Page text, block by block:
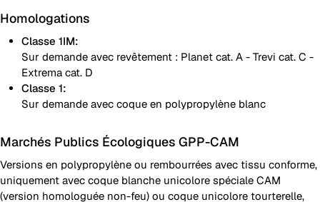
Homologations
Classe 1IM:
Sur demande avec revêtement : Planet cat. A - Trevi cat. C -
Extrema cat. D
Classe 1:
Sur demande avec coque en polypropylène blanc
Marchés Publics Écologiques GPP-CAM
Versions en polypropylène ou rembourrées avec tissu conforme,
uniquement avec coque blanche unicolore spéciale CAM
(version homologuée non-feu) ou coque unicolore tourterelle,